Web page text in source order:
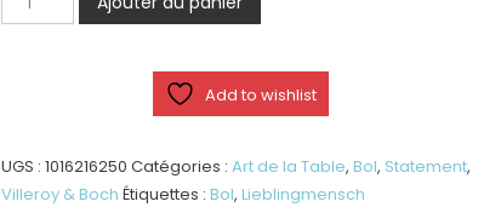
de
Add to wishlist
UGS :1016216250 Catégories :Art de la Table,Bol, Statement,
Villeroy & Boch Étiquettes :Bol,Lieblingmensch